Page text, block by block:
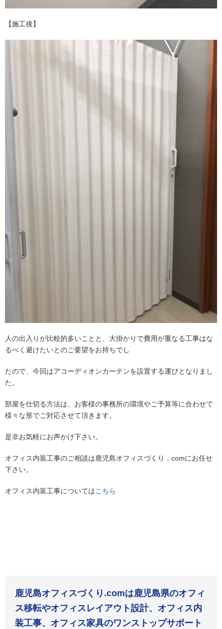
【施工後】
人の出入りが比較的多いことと、大掛かりで費用が重なる工事はな
るべく避けたいとのご要望をお持ちでし
たので、今回はアコーディオンカーテンを設置する運びとなりまし
た。
部屋を仕切る方法は、お客様の事務所の環境やご予算等に合わせて
様々な形でご対応させて頂きます。
是非お気軽にお声かけ下さい。
オフィス内装工事のご相談は鹿児島オフィスづくり．comにお任せ
下さい。
オフィス内装工事についてはこちら
鹿児島オフィスづくり.comは鹿児島県のオフィ
ス移転やオフィスレイアウト設計、オフィス内
装工事、オフィス家具のワンストップサポート